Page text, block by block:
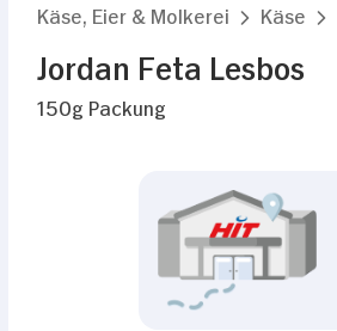
Käse, Eier & Molkerei Käse
Jordan Feta Lesbos
150g Packung